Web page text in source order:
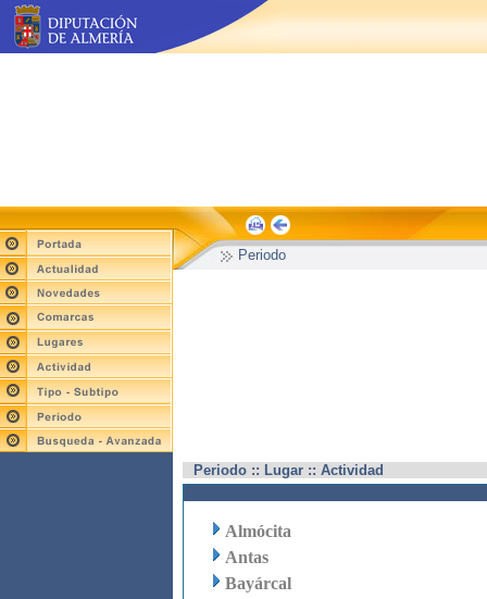
Periodo
Periodo :: Lugar :: Actividad
Almócita
Antas
Bayárcal